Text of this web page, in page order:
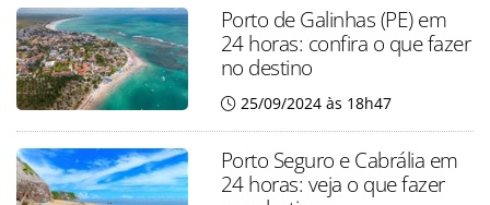
Porto de Galinhas (PE) em
24 horas: confira o que fazer
no destino
25/09/2024 às 18h47
Porto Seguro e Cabrália em
24 horas: veja o que fazer